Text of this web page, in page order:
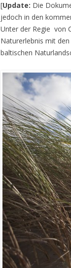
[Update: Die
jedoch in den
Unter der Regie von
Naturerlebnis mit
baltischen